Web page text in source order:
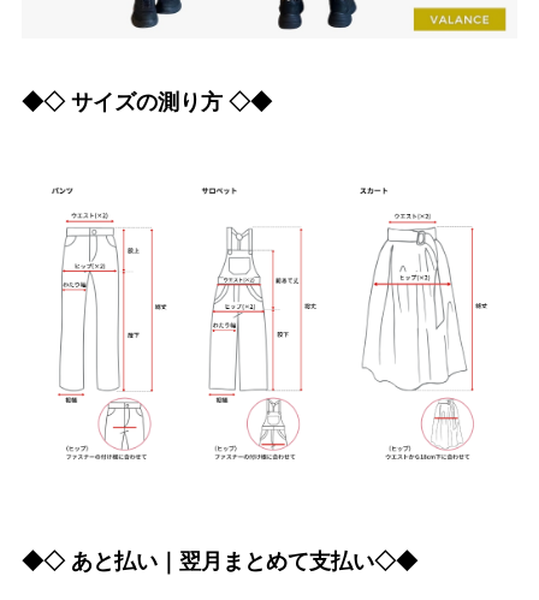
◆◇ サイズの測り方 ◇◆
◆◇ あと払い｜翌月まとめて支払い◇◆